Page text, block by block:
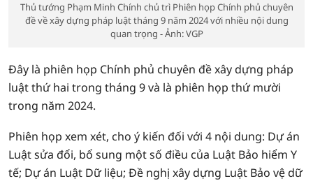
Thủ tướng Phạm Minh Chính chủ trì Phiên họp Chính phủ chuyên
đề về xây dựng pháp luật tháng 9 năm 2024 với nhiều nội dung
quan trọng - Ảnh: VGP
Đây là phiên họp Chính phủ chuyên đề xây dựng pháp
luật thứ hai trong tháng 9 và là phiên họp thứ mười
trong năm 2024.
Phiên họp xem xét, cho ý kiến đối với 4 nội dung: Dự án
Luật sửa đổi, bổ sung một số điều của Luật Bảo hiểm Y
tế; Dự án Luật Dữ liệu; Đề nghị xây dựng Luật Bảo vệ dữ